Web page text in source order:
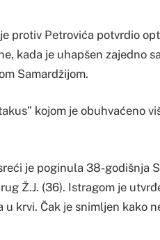
protiv Petrovića potvrdio
kada je uhapšen zajedno
Samardžijom.
kojom je obuhvaćeno
je poginula 38-godišnja
Ž.J. (36). Istragom je
krvi. Čak je snimljen kako